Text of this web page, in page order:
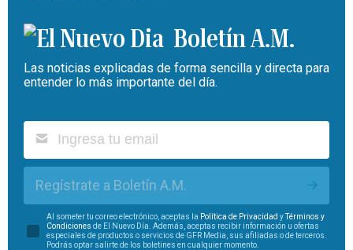
Boletín A.M.
Las noticias explicadas de forma sencilla y directa para
entender lo más importante del día.
Regístrate a Boletín A.M.
Al someter tu correo electrónico, aceptas la Política de Privacidad yTérminos y
Condiciones de El Nuevo Día. Además, aceptas recibir información u ofertas
especiales de productos o servicios de GFR Media, sus afiliadas o de terceros.
Podrás optar salirte de los boletines en cualquier momento.